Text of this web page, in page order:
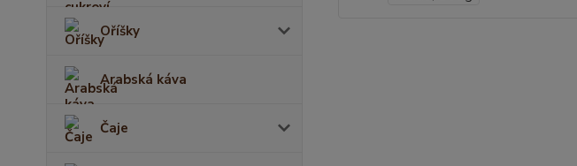
Oříšky
Arabská káva
Čaje